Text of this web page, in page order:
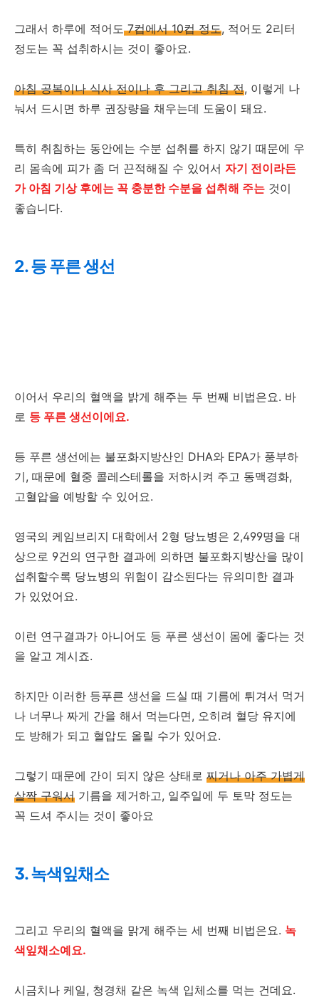
그래서 하루에 적어도7컵에서 10컵 정도, 적어도 2리터
정도는 꼭 섭취하시는 것이 좋아요.
아침 공복이나 식사 전이나 후 그리고 취침 전, 이렇게 나
눠서 드시면 하루 권장량을 채우는데 도움이 돼요.
특히 취침하는 동안에는 수분 섭취를 하지 않기 때문에 우
리 몸속에 피가 좀 더 끈적해질 수 있어서 자기 전이라든
가 아침 기상 후에는 꼭 충분한 수분을 섭취해 주는 것이
좋습니다.
2. 등 푸른 생선
이어서 우리의 혈액을 밝게 해주는 두 번째 비법은요. 바
로 등 푸른 생선이에요.
등 푸른 생선에는 불포화지방산인 DHA와 EPA가 풍부하
기, 때문에 혈중 콜레스테롤을 저하시켜 주고 동맥경화,
고혈압을 예방할 수 있어요.
영국의 케임브리지 대학에서 2형 당뇨병은 2,499명을 대
상으로 9건의 연구한 결과에 의하면 불포화지방산을 많이
섭취할수록 당뇨병의 위험이 감소된다는 유의미한 결과
가 있었어요.
이런 연구결과가 아니어도 등 푸른 생선이 몸에 좋다는 것
을 알고 계시죠.
하지만 이러한 등푸른 생선을 드실 때 기름에 튀겨서 먹거
나 너무나 짜게 간을 해서 먹는다면, 오히려 혈당 유지에
도 방해가 되고 혈압도 올릴 수가 있어요.
그렇기 때문에 간이 되지 않은 상태로 찌거나 아주 가볍게
살짝 구워서 기름을 제거하고, 일주일에 두 토막 정도는
꼭 드셔 주시는 것이 좋아요
3. 녹색잎채소
그리고 우리의 혈액을 맑게 해주는 세 번째 비법은요. 녹
색잎채소예요.
시금치나 케일, 청경채 같은 녹색 입체소를 먹는 건데요.